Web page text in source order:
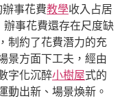
事花費教學收入占居
辦事花費還存在尺度缺
制約了花費潛力的充
景方面下工夫，經由
字化沉醉小樹屋式的
動出新、場景煥新。